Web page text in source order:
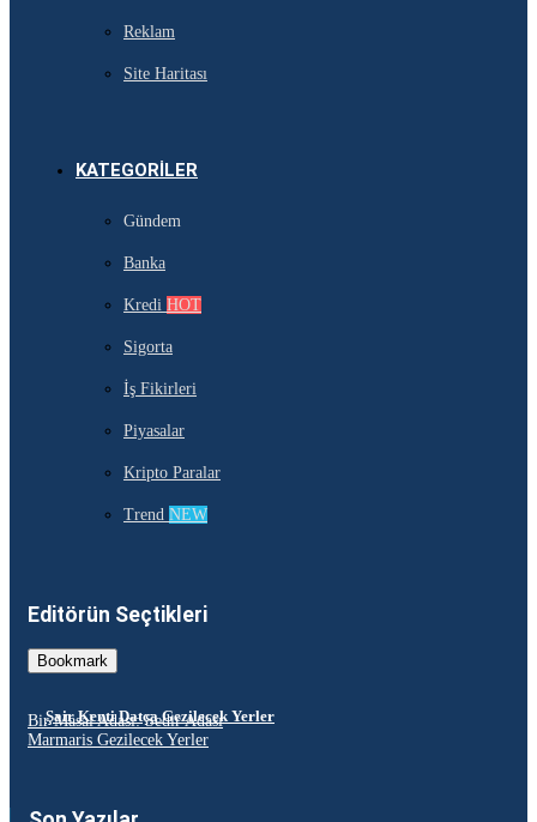
Reklam
Site Haritası
KATEGORILER
Gündem
Banka
Kredi HOT
Sigorta
İş Fikirleri
Piyasalar
Kripto Paralar
Trend NEW
Editörün Seçtikleri
Bookmark
Şair Kenti Datça Gezilecek Yerler
Bir Masal Adası: Sedir Adası
Marmaris Gezilecek Yerler